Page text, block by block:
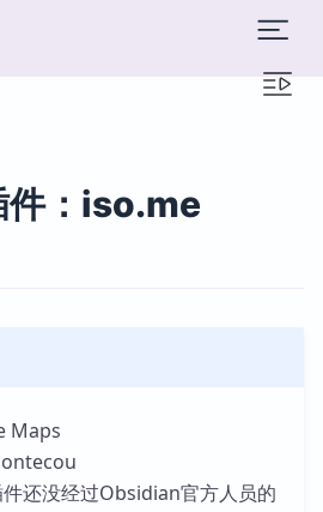
：iso.me
Maps
还没经过Obsidian官方人员的